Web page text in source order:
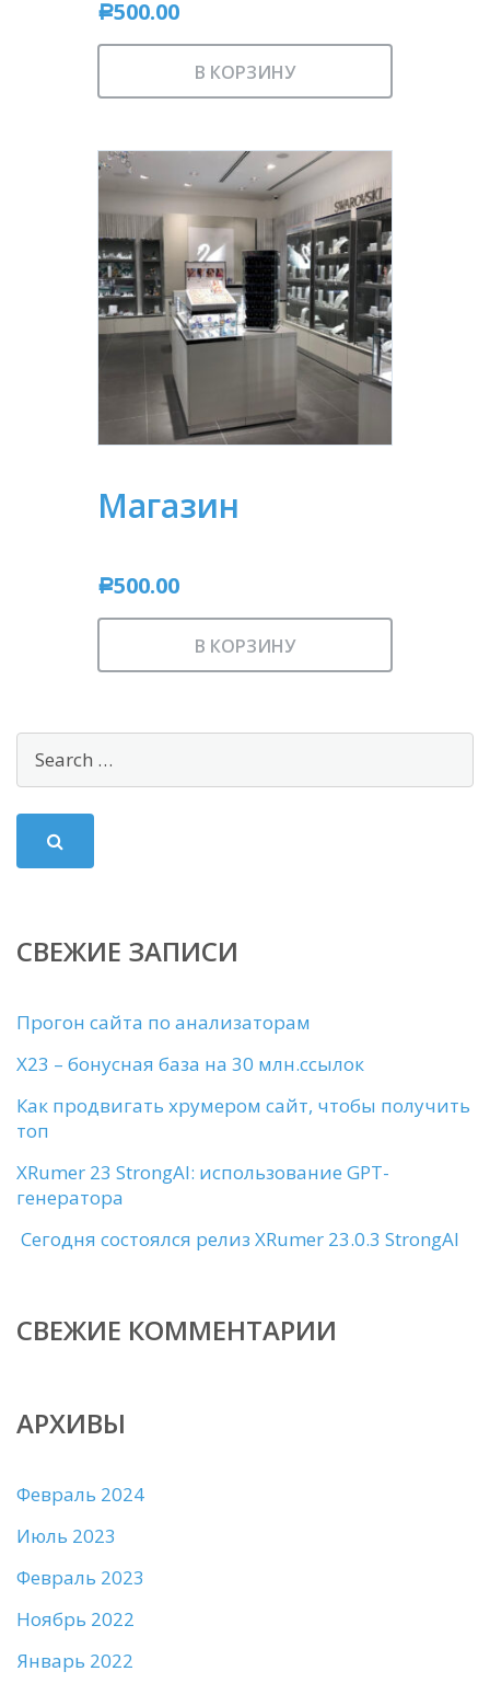
Р500.00
В КОРЗИНУ
Магазин
Р500.00
В КОРЗИНУ
СВЕЖИЕ ЗАПИСИ
Прогон сайта по анализаторам
X23 – бонусная база на 30 млн.ссылок
Как продвигать хрумером сайт, чтобы получить
топ
XRumer 23 StrongAI: использование GPT-
генератора
Сегодня состоялся релиз XRumer 23.0.3 StrongAI
СВЕЖИЕ КОММЕНТАРИИ
АРХИВЫ
Февраль 2024
Июль 2023
Февраль 2023
Ноябрь 2022
Январь 2022